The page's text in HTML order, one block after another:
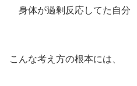
身体が過剰反応してた自分
こんな考え方の根本には、